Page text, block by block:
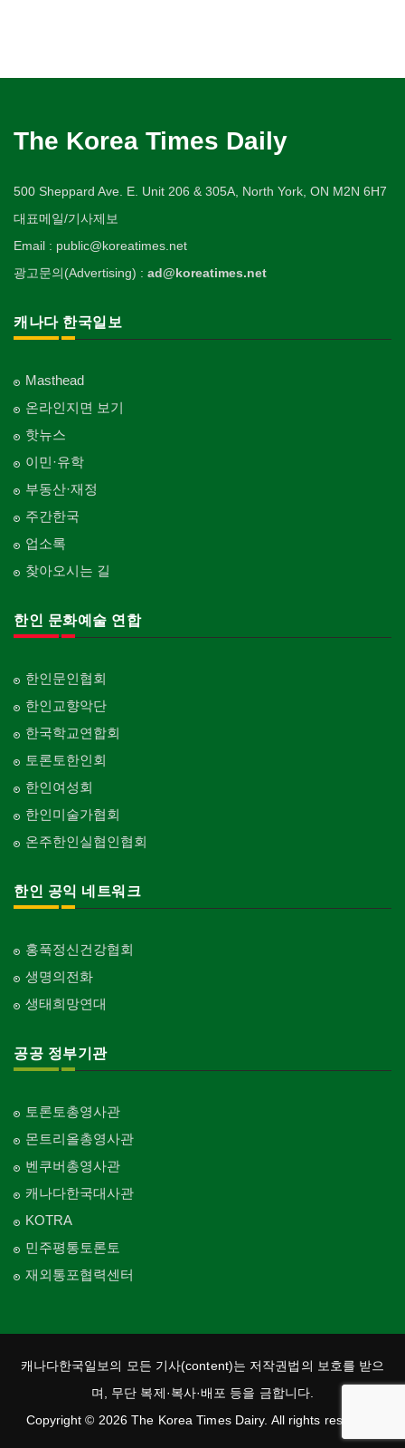
The Korea Times Daily
500 Sheppard Ave. E. Unit 206 & 305A, North York, ON M2N 6H7
대표메일/기사제보
Email : public@koreatimes.net
광고문의(Advertising) : ad@koreatimes.net
캐나다 한국일보
Masthead
온라인지면 보기
핫뉴스
이민·유학
부동산·재정
주간한국
업소록
찾아오시는 길
한인 문화예술 연합
한인문인협회
한인교향악단
한국학교연합회
토론토한인회
한인여성회
한인미술가협회
온주한인실협인협회
한인 공익 네트워크
홍푹정신건강협회
생명의전화
생태희망연대
공공 정부기관
토론토총영사관
몬트리올총영사관
벤쿠버총영사관
캐나다한국대사관
KOTRA
민주평통토론토
재외통포협력센터
캐나다한국일보의 모든 기사(content)는 저작권법의 보호를 받으
며, 무단 복제·복사·배포 등을 금합니다.
Copyright © 2026 The Korea Times Dairy. All rights reserved.